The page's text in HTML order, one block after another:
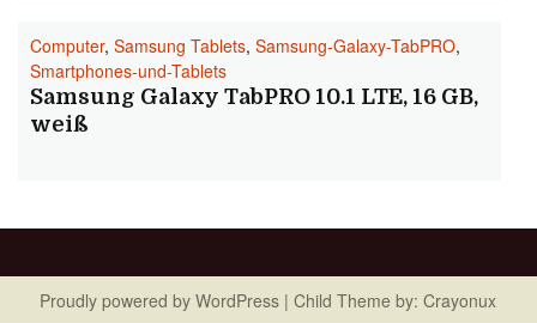
Computer, Samsung Tablets, Samsung-Galaxy-TabPRO,
Smartphones-und-Tablets
Samsung Galaxy TabPRO 10.1 LTE, 16 GB,
weiß
Proudly powered by WordPress | Child Theme by: Crayonux